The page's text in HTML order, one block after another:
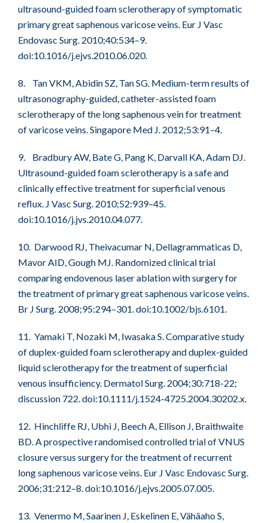
ultrasound-guided foam sclerotherapy of symptomatic
primary great saphenous varicose veins. Eur J Vasc
Endovasc Surg. 2010;40:534–9.
doi:10.1016/j.ejvs.2010.06.020.
8. Tan VKM, Abidin SZ, Tan SG. Medium-term results of
ultrasonography-guided, catheter-assisted foam
sclerotherapy of the long saphenous vein for treatment
of varicose veins. Singapore Med J. 2012;53:91–4.
9. Bradbury AW, Bate G, Pang K, Darvall KA, Adam DJ.
Ultrasound-guided foam sclerotherapy is a safe and
clinically effective treatment for superficial venous
reflux. J Vasc Surg. 2010;52:939–45.
doi:10.1016/j.jvs.2010.04.077.
10. Darwood RJ, Theivacumar N, Dellagrammaticas D,
Mavor AID, Gough MJ. Randomized clinical trial
comparing endovenous laser ablation with surgery for
the treatment of primary great saphenous varicose veins.
Br J Surg. 2008;95:294–301. doi:10.1002/bjs.6101.
11. Yamaki T, Nozaki M, Iwasaka S. Comparative study
of duplex-guided foam sclerotherapy and duplex-guided
liquid sclerotherapy for the treatment of superficial
venous insufficiency. Dermatol Surg. 2004;30:718-22;
discussion 722. doi:10.1111/j.1524-4725.2004.30202.x.
12. Hinchliffe RJ, Ubhi J, Beech A, Ellison J, Braithwaite
BD. A prospective randomised controlled trial of VNUS
closure versus surgery for the treatment of recurrent
long saphenous varicose veins. Eur J Vasc Endovasc Surg.
2006;31:212–8. doi:10.1016/j.ejvs.2005.07.005.
13. Venermo M, Saarinen J, Eskelinen E, Vähäaho S,